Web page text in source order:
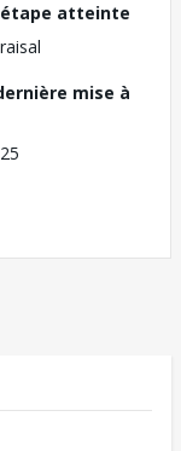
atteinte
mise à